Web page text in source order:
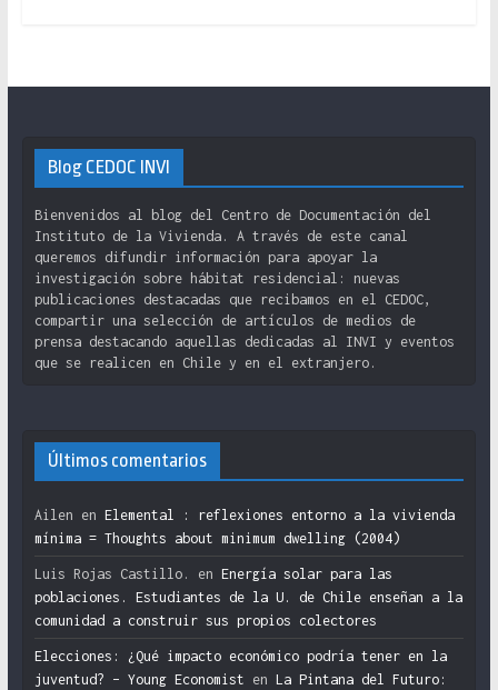
Blog CEDOC INVI
Bienvenidos al blog del Centro de Documentación del
Instituto de la Vivienda. A través de este canal
queremos difundir información para apoyar la
investigación sobre hábitat residencial: nuevas
publicaciones destacadas que recibamos en el CEDOC,
compartir una selección de artículos de medios de
prensa destacando aquellas dedicadas al INVI y eventos
que se realicen en Chile y en el extranjero.
Últimos comentarios
Ailen en Elemental : reflexiones entorno a la vivienda
mínima = Thoughts about minimum dwelling (2004)
Luis Rojas Castillo. en Energía solar para las
poblaciones. Estudiantes de la U. de Chile enseñan a la
comunidad a construir sus propios colectores
Elecciones: ¿Qué impacto económico podría tener en la
juventud? – Young Economist en La Pintana del Futuro: